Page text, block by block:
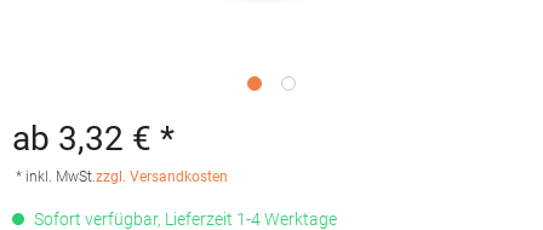
ab 3,32 € *
* inkl. MwSt.zzgl. Versandkosten
Sofort verfügbar, Lieferzeit 1-4 Werktage